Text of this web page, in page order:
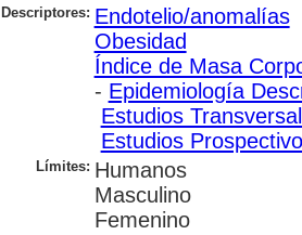
Descriptores: Endotelio/anomalías
Obesidad
Índice de Masa
- Epidemiología
Estudios
Estudios
Límites: Humanos
Masculino
Femenino